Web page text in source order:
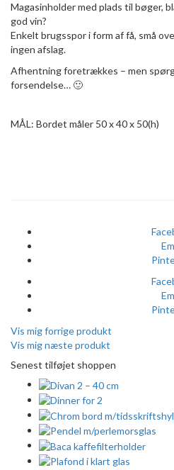
Magasinholder med plads til bøger,
god vin?
Enkelt brugsspor i form af få, små
ingen afslag.
Afhentning foretrækkes – men
forsendelse… 🙂
MÅL: Bordet måler 50 x 40 x 50(h)
Vis mig forrige produkt
Vis mig næste produkt
Senest tilføjet shoppen